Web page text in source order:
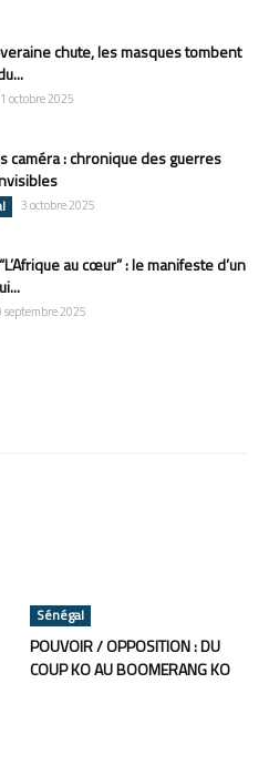
chute, les masques tombent
octobre 2025
caméra : chronique des guerres
3 octobre 2025
au cœur” : le manifeste d’un
septembre 2025
Sénégal
POUVOIR / OPPOSITION : DU
COUP KO AU BOOMERANG KO